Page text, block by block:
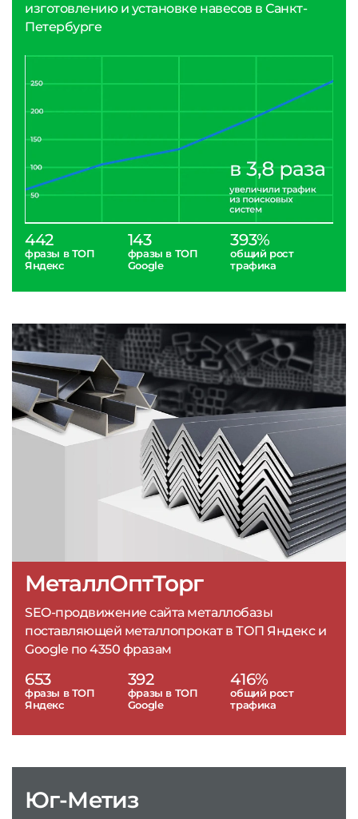
МеталлОптТорг
SEO-продвижение сайта металлобазы
поставляющей металлопрокат в ТОП Яндекс и
Google по 4350 фразам
653
фразы в ТОП
Яндекс
392
фразы в ТОП
Google
416%
общий рост
трафика
изготовлению и установке навесов в Санкт-
Петербурге
442
фразы в ТОП
Яндекс
143
фразы в ТОП
Google
393%
общий рост
трафика
Юг-Метиз